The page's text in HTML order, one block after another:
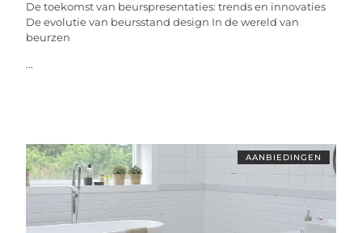
De toekomst van beurspresentaties: trends en innovaties
De evolutie van beursstand design In de wereld van
beurzen
...
AANBIEDINGEN